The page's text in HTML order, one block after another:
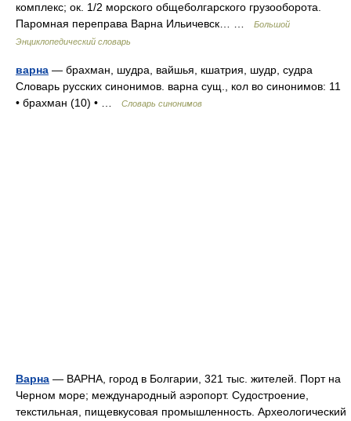
комплекс; ок. 1/2 морского общеболгарского грузооборота.
Паромная переправа Варна Ильичевск… …
Большой
Энциклопедический словарь
варна — брахман, шудра, вайшья, кшатрия, шудр, судра
Словарь русских синонимов. варна сущ., кол во синонимов: 11
• брахман (10) • …
Словарь синонимов
Варна — ВАРНА, город в Болгарии, 321 тыс. жителей. Порт на
Черном море; международный аэропорт. Судостроение,
текстильная, пищевкусовая промышленность. Археологический